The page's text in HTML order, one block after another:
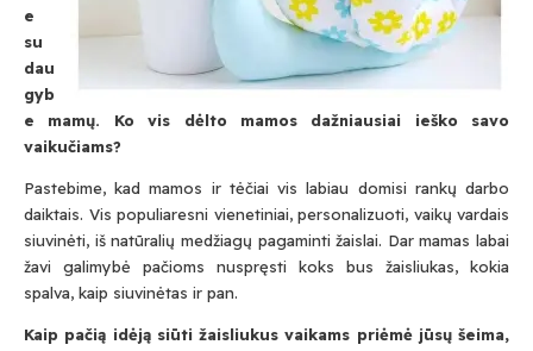
e
su
dau
gyb
e mamų. Ko vis dėlto mamos dažniausiai ieško savo
vaikučiams?
Pastebime, kad mamos ir tėčiai vis labiau domisi rankų darbo
daiktais. Vis populiaresni vienetiniai, personalizuoti, vaikų vardais
siuvinėti, iš natūralių medžiagų pagaminti žaislai. Dar mamas labai
žavi galimybė pačioms nuspręsti koks bus žaisliukas, kokia
spalva, kaip siuvinėtas ir pan.
Kaip pačią idėją siūti žaisliukus vaikams priėmė jūsų šeima,